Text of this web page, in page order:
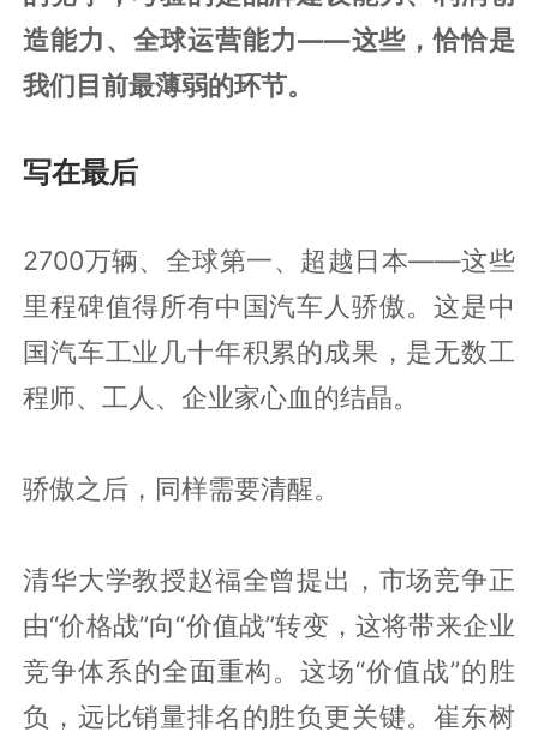
造能力、全球运营能力——这些，恰恰是
我们目前最薄弱的环节。
写在最后
2700万辆、全球第一、超越日本——这些
里程碑值得所有中国汽车人骄傲。这是中
国汽车工业几十年积累的成果，是无数工
程师、工人、企业家心血的结晶。
骄傲之后，同样需要清醒。
清华大学教授赵福全曾提出，市场竞争正
由“价格战”向“价值战”转变，这将带来企业
竞争体系的全面重构。这场“价值战”的胜
负，远比销量排名的胜负更关键。崔东树